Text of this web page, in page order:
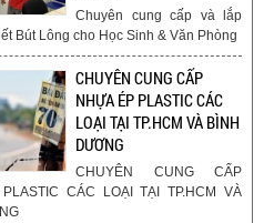
Chuyên cung cấp và lắp
Bút Lông cho Học Sinh & Văn Phòng
CHUYÊN CUNG CẤP
NHỰA ÉP PLASTIC CÁC
LOẠI TẠI TP.HCM VÀ BÌNH
DƯƠNG
CHUYÊN CUNG CẤP
CÁC LOẠI TẠI TP.HCM VÀ